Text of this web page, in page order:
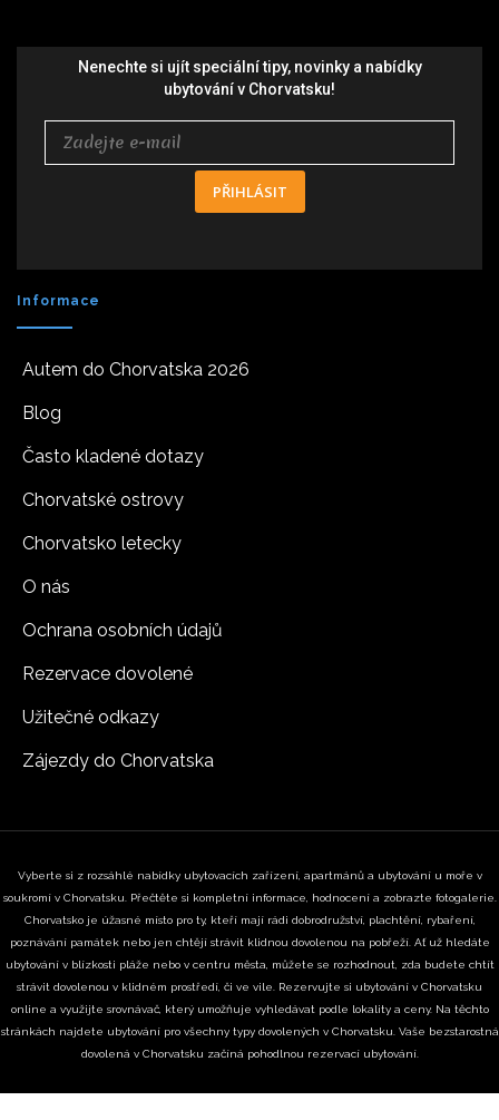
Nenechte si ujít speciální tipy, novinky a nabídky
ubytování v Chorvatsku!
PŘIHLÁSIT
Informace
Autem do Chorvatska 2026
Blog
Často kladené dotazy
Chorvatské ostrovy
Chorvatsko letecky
O nás
Ochrana osobních údajů
Rezervace dovolené
Užitečné odkazy
Zájezdy do Chorvatska
Vyberte si z rozsáhlé nabídky ubytovacích zařízení, apartmánů a ubytování u moře v
soukromí v Chorvatsku. Přečtěte si kompletní informace, hodnocení a zobrazte fotogalerie.
Chorvatsko je úžasné místo pro ty, kteří mají rádi dobrodružství, plachtění, rybaření,
poznávání památek nebo jen chtějí strávit klidnou dovolenou na pobřeží. Ať už hledáte
ubytování v blízkosti pláže nebo v centru města, můžete se rozhodnout, zda budete chtít
strávit dovolenou v klidném prostředí, či ve vile. Rezervujte si ubytování v Chorvatsku
online a využijte srovnávač, který umožňuje vyhledávat podle lokality a ceny. Na těchto
stránkách najdete ubytování pro všechny typy dovolených v Chorvatsku. Vaše bezstarostná
dovolená v Chorvatsku začíná pohodlnou rezervací ubytování.